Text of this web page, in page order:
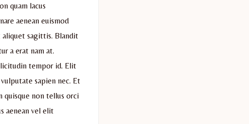
quam lacus
aenean euismod
aliquet sagittis. Blandit
a erat nam at.
tempor id. Elit
sapien nec. Et
quisque non tellus orci
aenean vel elit